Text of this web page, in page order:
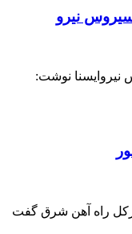
نیرو
نوشت:
راه آهن شرق گفت